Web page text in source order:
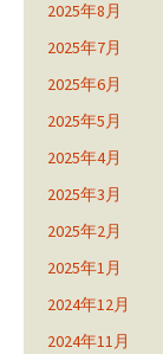
2025年8月
2025年7月
2025年6月
2025年5月
2025年4月
2025年3月
2025年2月
2025年1月
2024年12月
2024年11月